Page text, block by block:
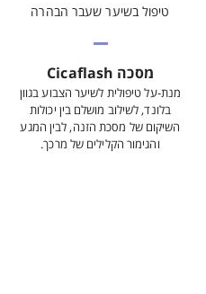
טיפול בשיער שעבר הבהרה
מסכה Cicaflash
מנת-על טיפולית לשיער הצבוע בגוון
בלונד, לשילוב מושלם בין יכולות
השיקום של מסכת הזנה, לבין המגע
והגימור הקלילים של מרכך.